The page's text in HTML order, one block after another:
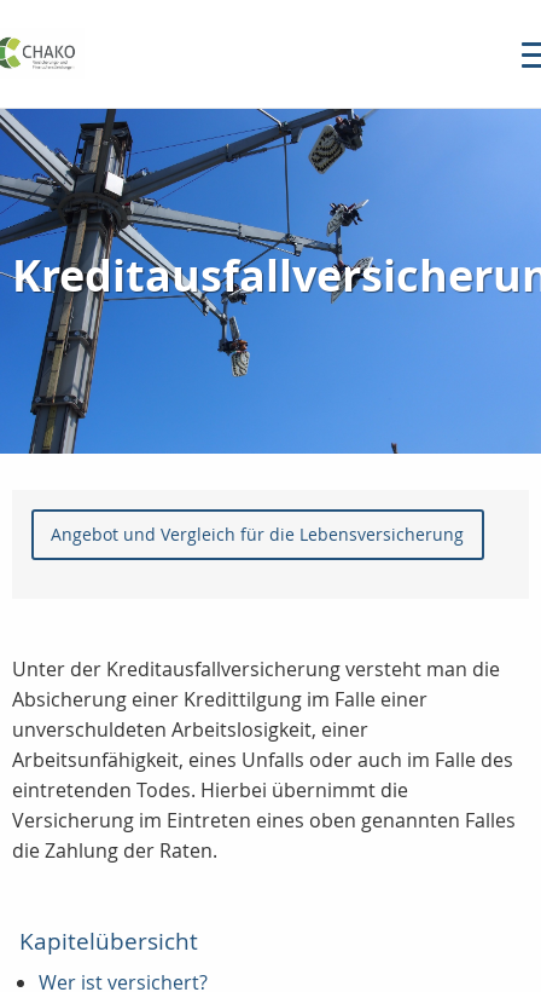
Angebot und Vergleich für die Lebensversicherung
Unter der Kreditausfallversicherung versteht man die
Absicherung einer Kredittilgung im Falle einer
unverschuldeten Arbeitslosigkeit, einer
Arbeitsunfähigkeit, eines Unfalls oder auch im Falle des
eintretenden Todes. Hierbei übernimmt die
Versicherung im Eintreten eines oben genannten Falles
die Zahlung der Raten.
Kapitelübersicht
Wer ist versichert?